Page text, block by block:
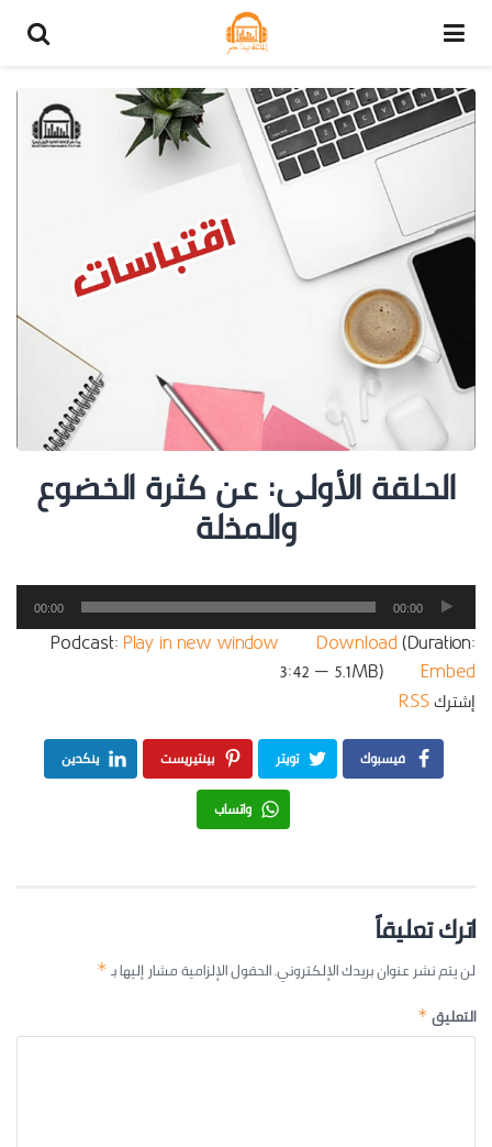
الحلقة الأولى: عن كثرة الخضوع
والمذلة
مشغل
الصوت
00:00
00:00
Podcast: Play in new window Download(Duration:
3:42 — 5.1MB) | Embed
إشتركRSS
فيسبوك تويتر بينتيريست
ينكدين
واتساب
اترك تعليقاً
لن يتم نشر عنوان بريدك الإلكتروني.الحقول الإلزامية مشار إليها بـ *
التعليق *